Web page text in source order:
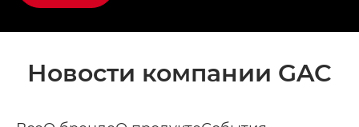
Новости компании GAC